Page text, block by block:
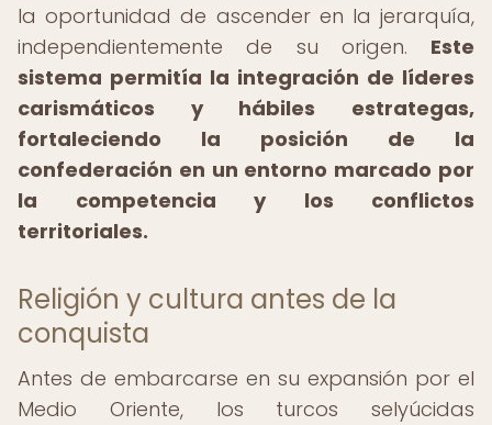
la oportunidad de ascender en la jerarquía,
independientemente de su origen. Este
sistema permitía la integración de líderes
carismáticos y hábiles estrategas,
fortaleciendo la posición de la
confederación en un entorno marcado por
la competencia y los conflictos
territoriales.
Religión y cultura antes de la
conquista
Antes de embarcarse en su expansión por el
Medio Oriente, los turcos selyúcidas